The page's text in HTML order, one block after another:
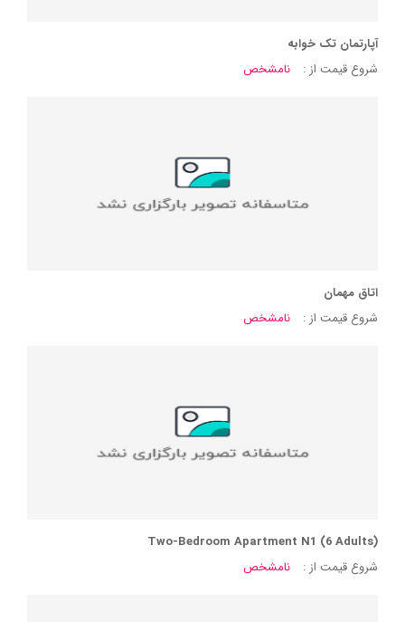
آپارتمان تک خوابه
شروع قیمت از :
نامشخص
اتاق مهمان
شروع قیمت از :
نامشخص
Two-Bedroom Apartment N1 (6 Adults)
شروع قیمت از :
نامشخص